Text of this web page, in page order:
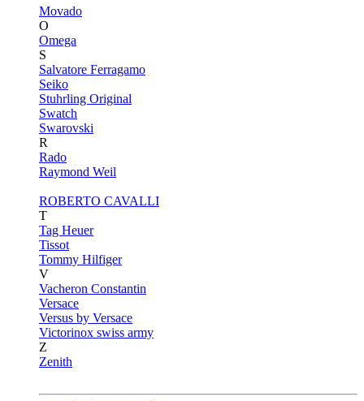
Movado
O
Omega
S
Salvatore Ferragamo
Seiko
Stuhrling Original
Swatch
Swarovski
R
Rado
Raymond Weil
ROBERTO CAVALLI
T
Tag Heuer
Tissot
Tommy Hilfiger
V
Vacheron Constantin
Versace
Versus by Versace
Victorinox swiss army
Z
Zenith